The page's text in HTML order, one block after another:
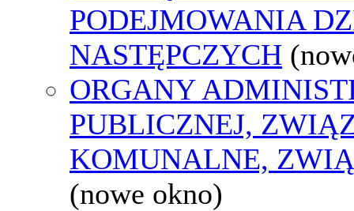
PODEJMOWANIA
NASTĘPCZYCH
ORGANY
PUBLICZNEJ,
KOMUNALNE,
(nowe okno)